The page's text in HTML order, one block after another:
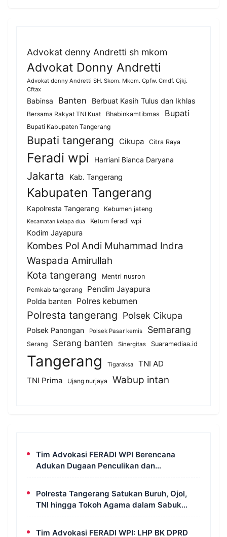
Advokat denny Andretti sh mkom
Advokat Donny Andretti
Advokat donny Andretti SH. Skom. Mkom. Cpfw. Cmdf. Cjkj.
Cftax
Babinsa Banten Berbuat Kasih Tulus dan Ikhlas
Bersama Rakyat TNI Kuat Bhabinkamtibmas Bupati
Bupati Kabupaten Tangerang
Bupati tangerang Cikupa Citra Raya
Feradi wpi Harriani Bianca Daryana
Jakarta Kab. Tangerang
Kabupaten Tangerang
Kapolresta Tangerang Kebumen jateng
Kecamatan kelapa dua Ketum feradi wpi
Kodim Jayapura
Kombes Pol Andi Muhammad Indra
Waspada Amirullah
Kota tangerang
Mentri nusron
Pemkab tangerang
Pendim Jayapura
Polda banten Polres kebumen
Polresta tangerang Polsek Cikupa
Polsek Panongan Polsek Pasar kemis Semarang
Serang Serang banten Sinergitas Suaramediaa.id
Tangerang Tigaraksa
TNI AD
TNI Prima
Ujang nurjaya Wabup intan
Tim Advokasi FERADI WPI Berencana
Adukan Dugaan Penculikan dan
Pengeroyokan terhadap UUN ke Komisi III
Polresta Tangerang Satukan Buruh, Ojol,
TNI hingga Tokoh Agama dalam Sabuk
Kamtibmas
Tim Advokasi FERADI WPI: LHP BK DPRD